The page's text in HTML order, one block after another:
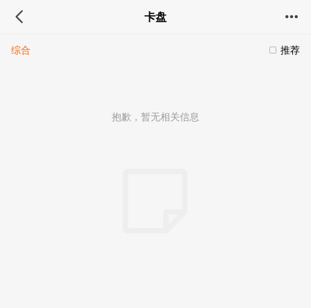
卡盘
推荐
综合
抱歉，暂无相关信息